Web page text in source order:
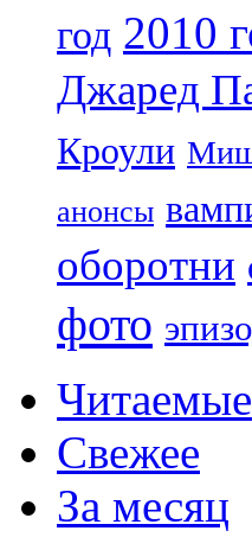
год 2010
Джаред
Кроули
анонсы
оборотни
фото
Читаемые
Свежее
За месяц